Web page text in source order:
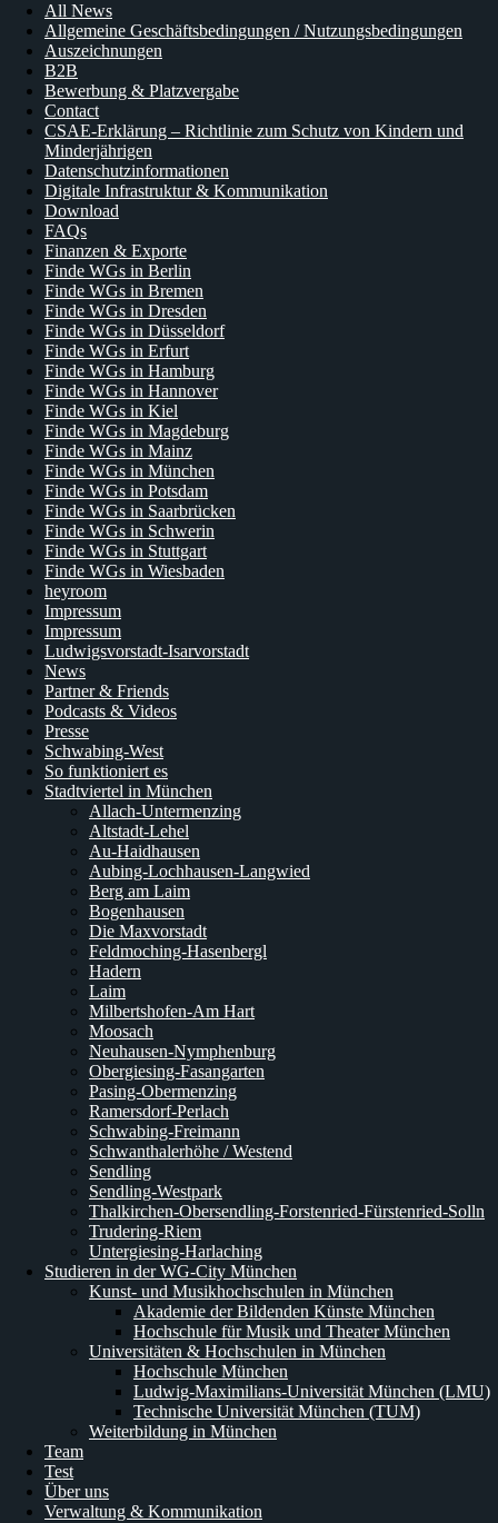
All News
Allgemeine Geschäftsbedingungen / Nutzungsbedingungen
Auszeichnungen
B2B
Bewerbung & Platzvergabe
Contact
CSAE-Erklärung – Richtlinie zum Schutz von Kindern und
Minderjährigen
Datenschutzinformationen
Digitale Infrastruktur & Kommunikation
Download
FAQs
Finanzen & Exporte
Finde WGs in Berlin
Finde WGs in Bremen
Finde WGs in Dresden
Finde WGs in Düsseldorf
Finde WGs in Erfurt
Finde WGs in Hamburg
Finde WGs in Hannover
Finde WGs in Kiel
Finde WGs in Magdeburg
Finde WGs in Mainz
Finde WGs in München
Finde WGs in Potsdam
Finde WGs in Saarbrücken
Finde WGs in Schwerin
Finde WGs in Stuttgart
Finde WGs in Wiesbaden
heyroom
Impressum
Impressum
Ludwigsvorstadt-Isarvorstadt
News
Partner & Friends
Podcasts & Videos
Presse
Schwabing-West
So funktioniert es
Stadtviertel in München
Allach-Untermenzing
Altstadt-Lehel
Au-Haidhausen
Aubing-Lochhausen-Langwied
Berg am Laim
Bogenhausen
Die Maxvorstadt
Feldmoching-Hasenbergl
Hadern
Laim
Milbertshofen-Am Hart
Moosach
Neuhausen-Nymphenburg
Obergiesing-Fasangarten
Pasing-Obermenzing
Ramersdorf-Perlach
Schwabing-Freimann
Schwanthalerhöhe / Westend
Sendling
Sendling-Westpark
Thalkirchen-Obersendling-Forstenried-Fürstenried-Solln
Trudering-Riem
Untergiesing-Harlaching
Studieren in der WG-City München
Kunst- und Musikhochschulen in München
Akademie der Bildenden Künste München
Hochschule für Musik und Theater München
Universitäten & Hochschulen in München
Hochschule München
Ludwig-Maximilians-Universität München (LMU)
Technische Universität München (TUM)
Weiterbildung in München
Team
Test
Über uns
Verwaltung & Kommunikation